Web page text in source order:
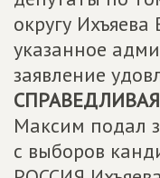
округу
указанное
заявление
Максим подал
с выборов